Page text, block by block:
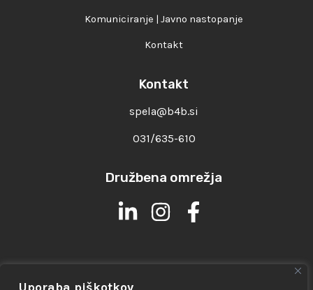
Komuniciranje | Javno nastopanje
Kontakt
Kontakt
spela@b4b.si
031/635-610
Družbena omrežja